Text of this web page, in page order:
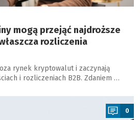
mogą przejąć najdroższe
rozliczenia
rynek kryptowalut i zaczynają
i rozliczeniach B2B. Zdaniem …
0